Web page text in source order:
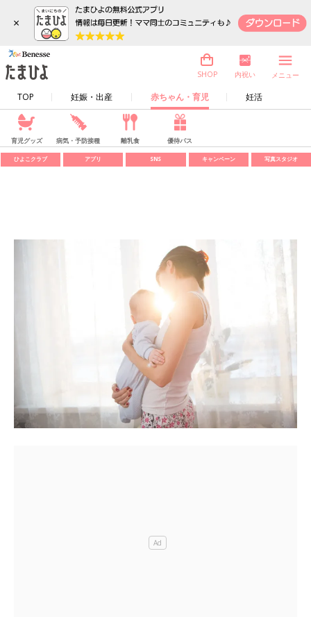
×
TOP 妊娠・出産 赤ちゃん・育児 妊活
SHOP 内祝い メニュー
育児グッズ 病気・予防接種 離乳食 優待パス
ひよこクラブ アプリ SNS キャンペーン 写真スタジオ